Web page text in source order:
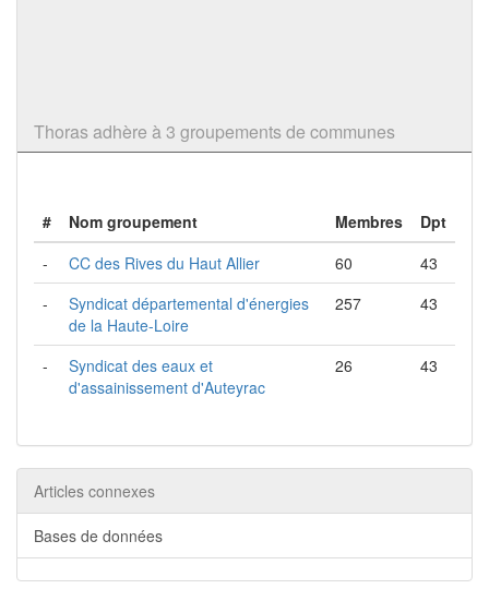
Thoras adhère à 3 groupements de communes
# Nom groupement Membres
Dpt
-
CC des Rives du Haut Allier 60
43
-
Syndicat départemental d'énergies
de la Haute-Loire
257 43
-
Syndicat des eaux et
d'assainissement d'Auteyrac
26 43
Articles connexes
Bases de données